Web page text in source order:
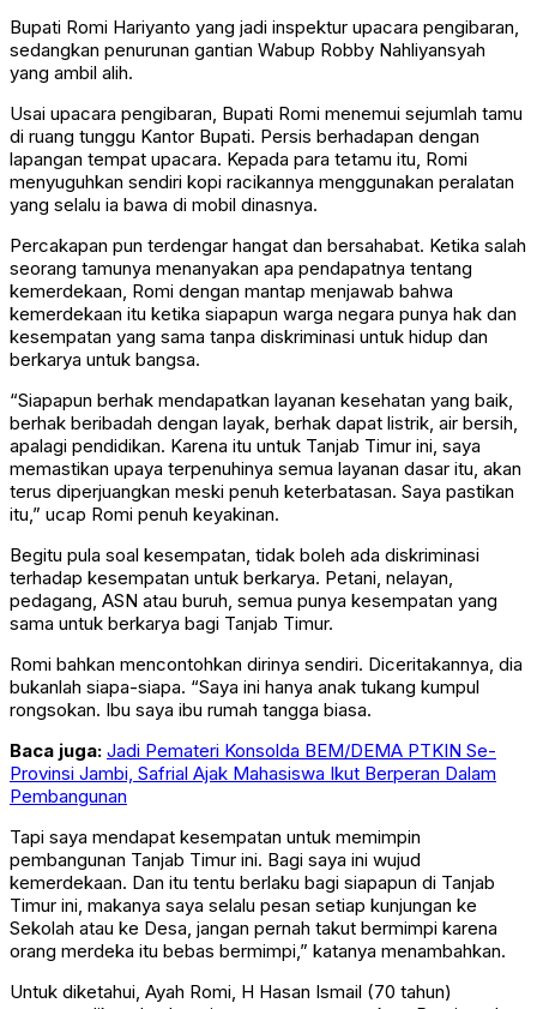
Bupati Romi Hariyanto yang jadi inspektur upacara pengibaran,
sedangkan penurunan gantian Wabup Robby Nahliyansyah
yang ambil alih.
Usai upacara pengibaran, Bupati Romi menemui sejumlah tamu
di ruang tunggu Kantor Bupati. Persis berhadapan dengan
lapangan tempat upacara. Kepada para tetamu itu, Romi
menyuguhkan sendiri kopi racikannya menggunakan peralatan
yang selalu ia bawa di mobil dinasnya.
Percakapan pun terdengar hangat dan bersahabat. Ketika salah
seorang tamunya menanyakan apa pendapatnya tentang
kemerdekaan, Romi dengan mantap menjawab bahwa
kemerdekaan itu ketika siapapun warga negara punya hak dan
kesempatan yang sama tanpa diskriminasi untuk hidup dan
berkarya untuk bangsa.
“Siapapun berhak mendapatkan layanan kesehatan yang baik,
berhak beribadah dengan layak, berhak dapat listrik, air bersih,
apalagi pendidikan. Karena itu untuk Tanjab Timur ini, saya
memastikan upaya terpenuhinya semua layanan dasar itu, akan
terus diperjuangkan meski penuh keterbatasan. Saya pastikan
itu,” ucap Romi penuh keyakinan.
Begitu pula soal kesempatan, tidak boleh ada diskriminasi
terhadap kesempatan untuk berkarya. Petani, nelayan,
pedagang, ASN atau buruh, semua punya kesempatan yang
sama untuk berkarya bagi Tanjab Timur.
Romi bahkan mencontohkan dirinya sendiri. Diceritakannya, dia
bukanlah siapa-siapa. “Saya ini hanya anak tukang kumpul
rongsokan. Ibu saya ibu rumah tangga biasa.
Baca juga: Jadi Pemateri Konsolda BEM/DEMA PTKIN Se-
Provinsi Jambi, Safrial Ajak Mahasiswa Ikut Berperan Dalam
Pembangunan
Tapi saya mendapat kesempatan untuk memimpin
pembangunan Tanjab Timur ini. Bagi saya ini wujud
kemerdekaan. Dan itu tentu berlaku bagi siapapun di Tanjab
Timur ini, makanya saya selalu pesan setiap kunjungan ke
Sekolah atau ke Desa, jangan pernah takut bermimpi karena
orang merdeka itu bebas bermimpi,” katanya menambahkan.
Untuk diketahui, Ayah Romi, H Hasan Ismail (70 tahun)